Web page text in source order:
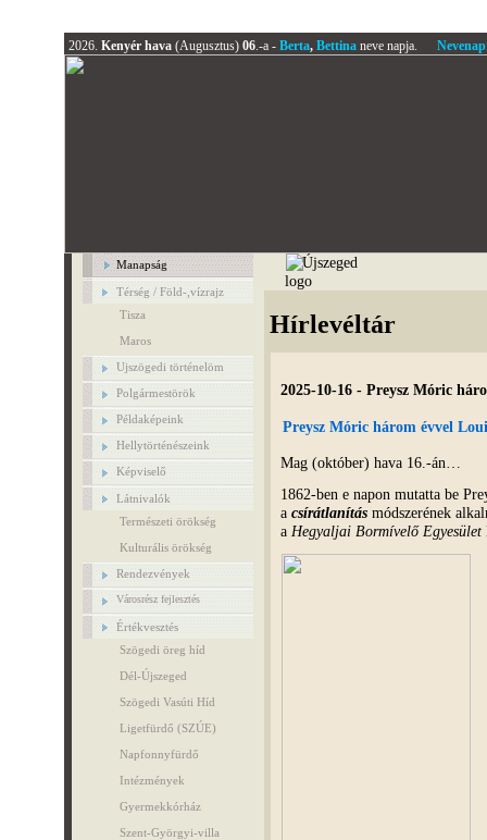
2026. Kenyér hava(Augusztus)06.-a -Berta,Bettina neve napja.
Manapság
Térség / Föld-,vízrajz
Tisza
Maros
Ujszögedi történelöm
Polgármestörök
Példaképeink
Hellytörténészeink
Képviselő
Látnivalók
Természeti örökség
Kulturális örökség
Rendezvények
Városrész fejlesztés
Értékvesztés
Szögedi öreg híd
Dél-Újszeged
Szögedi Vasúti Híd
Ligetfürdő (SZÚE)
Napfonnyfürdő
Intézmények
Gyermekkórház
Szent-Györgyi-villa
Hírlevéltár
2025-10-16 - Preysz Móric
Preysz Móric három évvel
Mag (október) hava 16.-án…
1862-ben e napon mutatta be
acsírátlanítás módszerének
a Hegyaljai Bormívelő Egyesület